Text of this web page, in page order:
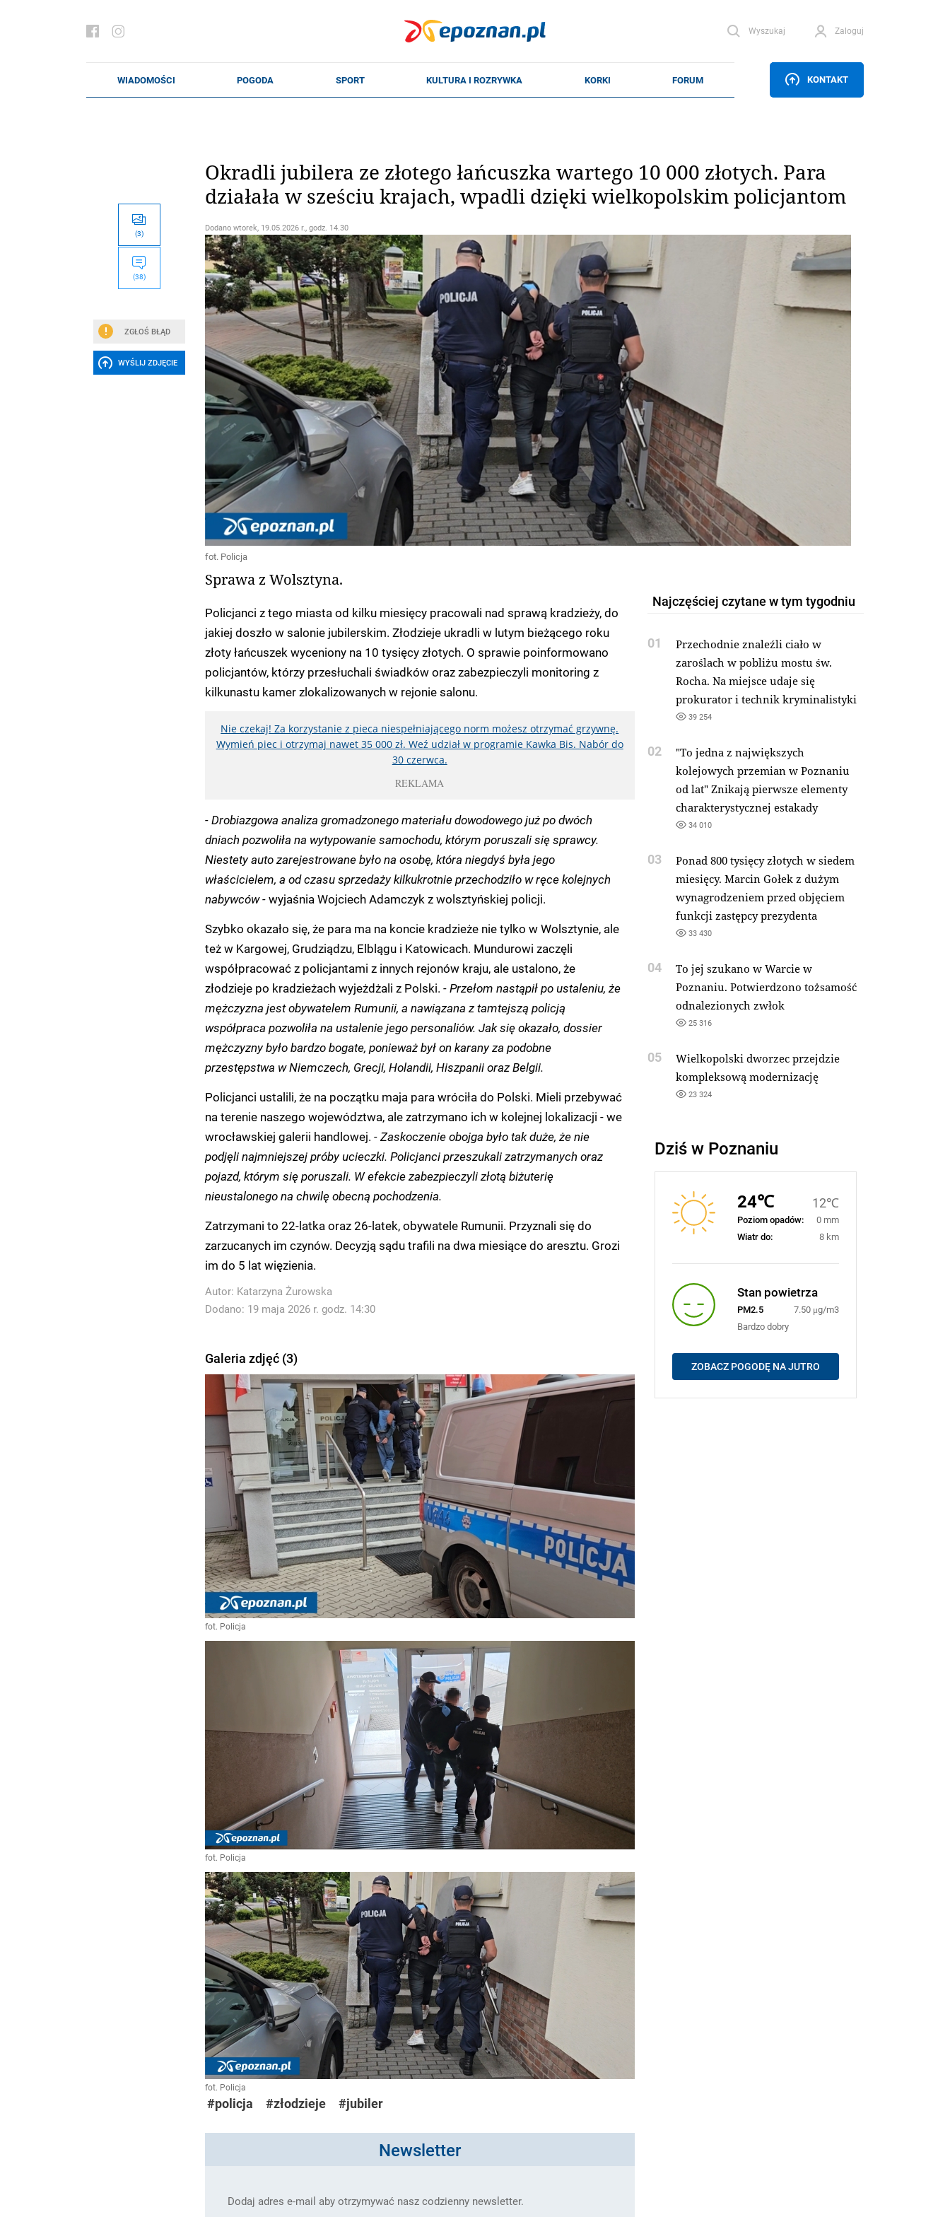
Wyszukaj Zaloguj
KONTAKT
(3)
(38)
ZGŁOŚ BŁĄD
WYŚLIJ ZDJĘCIE
Okradli jubilera ze złotego łańcuszka wartego 10 000 złotych. Para
działała w sześciu krajach, wpadli dzięki wielkopolskim policjantom
Dodano wtorek, 19.05.2026 r., godz. 14.30
fot. Policja
Sprawa z Wolsztyna.
Policjanci z tego miasta od kilku miesięcy pracowali nad sprawą kradzieży, do
jakiej doszło w salonie jubilerskim. Złodzieje ukradli w lutym bieżącego roku
złoty łańcuszek wyceniony na 10 tysięcy złotych. O sprawie poinformowano
policjantów, którzy przesłuchali świadków oraz zabezpieczyli monitoring z
kilkunastu kamer zlokalizowanych w rejonie salonu.
Nie czekaj! Za korzystanie z pieca niespełniającego norm możesz otrzymać grzywnę.
Wymień piec i otrzymaj nawet 35 000 zł. Weź udział w programie Kawka Bis. Nabór do
30 czerwca.
REKLAMA
- Drobiazgowa analiza gromadzonego materiału dowodowego już po dwóch
dniach pozwoliła na wytypowanie samochodu, którym poruszali się sprawcy.
Niestety auto zarejestrowane było na osobę, która niegdyś była jego
właścicielem, a od czasu sprzedaży kilkukrotnie przechodziło w ręce kolejnych
nabywców -wyjaśnia Wojciech Adamczyk z wolsztyńskiej policji.
Szybko okazało się, że para ma na koncie kradzieże nie tylko w Wolsztynie, ale
też w Kargowej, Grudziądzu, Elblągu i Katowicach. Mundurowi zaczęli
współpracować z policjantami z innych rejonów kraju, ale ustalono, że
złodzieje po kradzieżach wyjeżdżali z Polski. - Przełom nastąpił po ustaleniu, że
mężczyzna jest obywatelem Rumunii, a nawiązana z tamtejszą policją
współpraca pozwoliła na ustalenie jego personaliów. Jak się okazało, dossier
mężczyzny było bardzo bogate, ponieważ był on karany za podobne
przestępstwa w Niemczech, Grecji, Holandii, Hiszpanii oraz Belgii.
Policjanci ustalili, że na początku maja para wróciła do Polski. Mieli przebywać
na terenie naszego województwa, ale zatrzymano ich w kolejnej lokalizacji - we
wrocławskiej galerii handlowej. - Zaskoczenie obojga było tak duże, że nie
podjęli najmniejszej próby ucieczki. Policjanci przeszukali zatrzymanych oraz
pojazd, którym się poruszali. W efekcie zabezpieczyli złotą biżuterię
nieustalonego na chwilę obecną pochodzenia.
Zatrzymani to 22-latka oraz 26-latek, obywatele Rumunii. Przyznali się do
zarzucanych im czynów. Decyzją sądu trafili na dwa miesiące do aresztu. Grozi
im do 5 lat więzienia.
Autor: Katarzyna Żurowska
Dodano: 19 maja 2026 r. godz. 14:30
Galeria zdjęć (3)
fot. Policja
fot. Policja
fot. Policja
#policja #złodzieje #jubiler
Newsletter
Dodaj adres e-mail aby otrzymywać nasz codzienny newsletter.
Najczęściej czytane w tym tygodniu
01
Przechodnie znaleźli ciało w
zaroślach w pobliżu mostu św.
Rocha. Na miejsce udaje się
prokurator i technik kryminalistyki
39 254
02
"To jedna z największych
kolejowych przemian w Poznaniu
od lat" Znikają pierwsze elementy
charakterystycznej estakady
34 010
03
Ponad 800 tysięcy złotych w siedem
miesięcy. Marcin Gołek z dużym
wynagrodzeniem przed objęciem
funkcji zastępcy prezydenta
33 430
04
To jej szukano w Warcie w
Poznaniu. Potwierdzono tożsamość
odnalezionych zwłok
25 316
05
Wielkopolski dworzec przejdzie
kompleksową modernizację
23 324
Dziś w Poznaniu
24℃ 12℃
Poziom opadów:
0 mm
Wiatr do:
8 km
Stan powietrza
PM2.5
7.50 μg/m3
Bardzo dobry
ZOBACZ POGODĘ NA JUTRO